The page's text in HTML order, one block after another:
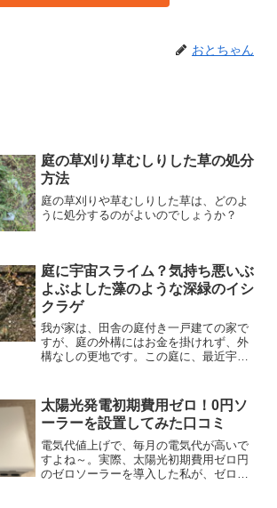
おとちゃん
庭の草刈り草むしりした草の処分
方法
庭の草刈りや草むしりした草は、どのよ
うに処分するのがよいのでしょうか？
庭に宇宙スライム？気持ち悪いぶ
よぶよした藻のような深緑のイシ
クラゲ
我が家は、田舎の庭付き一戸建ての家で
すが、庭の外構にはお金を掛けれず、外
構なしの更地です。この庭に、最近宇宙
おとちゃん怖っ！キモっ！この謎の物体X
の正体はいったい何な...
太陽光発電初期費用ゼロ！0円ソ
ーラーを設置してみた口コミ
電気代値上げで、毎月の電気代が高いで
すよね～。実際、太陽光初期費用ゼロ円
のゼロソーラーを導入した私が、ゼロソ